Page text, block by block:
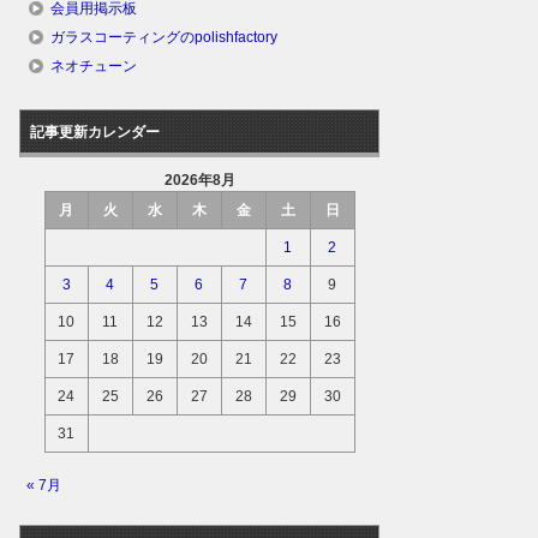
会員用掲示板
ガラスコーティングのpolishfactory
ネオチューン
記事更新カレンダー
2026年8月
月
火 水 木 金 土 日
1 2
3 4 5 6 7 8 9
10 11 12 13 14 15 16
17 18 19 20 21 22 23
24 25 26 27 28 29 30
31
« 7月